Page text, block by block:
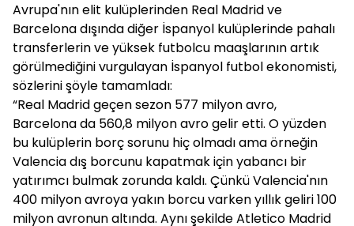
Avrupa'nın elit kulüplerinden Real Madrid ve
Barcelona dışında diğer İspanyol kulüplerinde pahalı
transferlerin ve yüksek futbolcu maaşlarının artık
görülmediğini vurgulayan İspanyol futbol ekonomisti,
sözlerini şöyle tamamladı:
“Real Madrid geçen sezon 577 milyon avro,
Barcelona da 560,8 milyon avro gelir etti. O yüzden
bu kulüplerin borç sorunu hiç olmadı ama örneğin
Valencia dış borcunu kapatmak için yabancı bir
yatırımcı bulmak zorunda kaldı. Çünkü Valencia'nın
400 milyon avroya yakın borcu varken yıllık geliri 100
milyon avronun altında. Aynı şekilde Atletico Madrid